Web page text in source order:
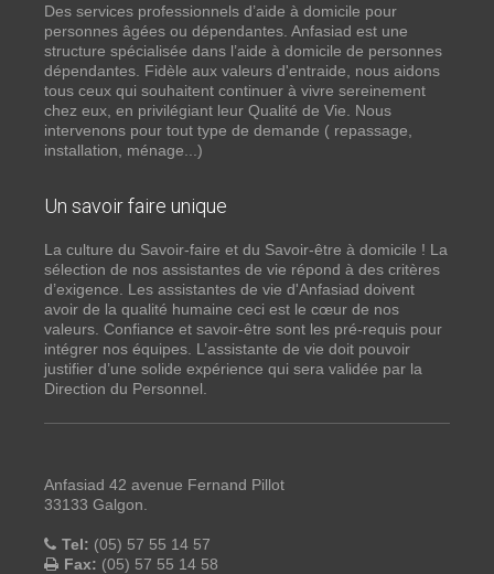
Des services professionnels d’aide à domicile pour
personnes âgées ou dépendantes. Anfasiad est une
structure spécialisée dans l’aide à domicile de personnes
dépendantes. Fidèle aux valeurs d'entraide, nous aidons
tous ceux qui souhaitent continuer à vivre sereinement
chez eux, en privilégiant leur Qualité de Vie. Nous
intervenons pour tout type de demande ( repassage,
installation, ménage...)
Un savoir faire unique
La culture du Savoir-faire et du Savoir-être à domicile ! La
sélection de nos assistantes de vie répond à des critères
d’exigence. Les assistantes de vie d'Anfasiad doivent
avoir de la qualité humaine ceci est le cœur de nos
valeurs. Confiance et savoir-être sont les pré-requis pour
intégrer nos équipes. L’assistante de vie doit pouvoir
justifier d’une solide expérience qui sera validée par la
Direction du Personnel.
Anfasiad 42 avenue Fernand Pillot
33133 Galgon.
Tel: (05) 57 55 14 57
Fax: (05) 57 55 14 58